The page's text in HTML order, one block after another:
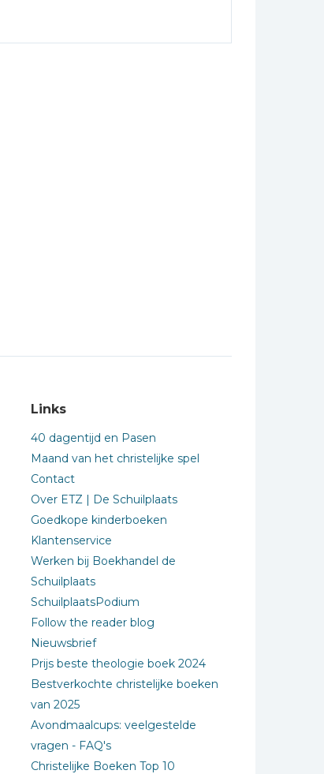
Links
40 dagentijd en Pasen
Maand van het christelijke spel
Contact
Over ETZ | De Schuilplaats
Goedkope kinderboeken
Klantenservice
Werken bij Boekhandel de
Schuilplaats
SchuilplaatsPodium
Follow the reader blog
Nieuwsbrief
Prijs beste theologie boek 2024
Bestverkochte christelijke boeken
van 2025
Avondmaalcups: veelgestelde
vragen - FAQ's
Christelijke Boeken Top 10